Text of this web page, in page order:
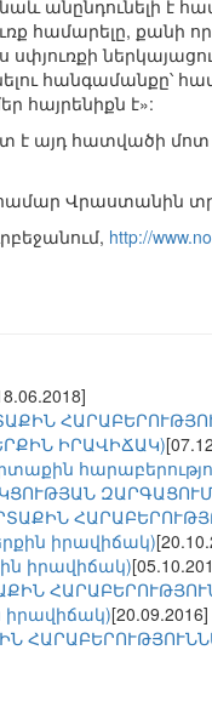
անընդունելի է
համարելը, քանի
հանգամանքը՝
հայրենիքն է»:
է այդ հատվածի
Վրաստանին
http://
ԻՐԱՎԻՃԱԿ)
իրավիճակ)
իրավիճակ)
իրավիճակ)[20.09.2016]